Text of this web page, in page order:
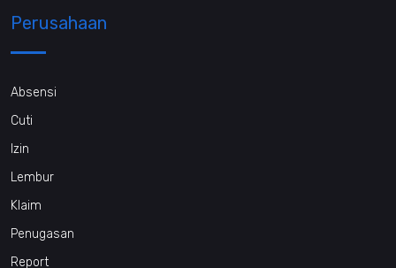
Perusahaan
Absensi
Cuti
Izin
Lembur
Klaim
Penugasan
Report